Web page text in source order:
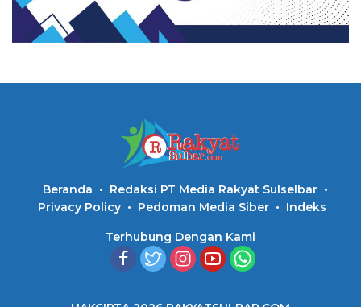
Beranda
Redaksi PT Media Rakyat Sulselbar
Privacy Policy
Pedoman Media Siber Indeks
Terhubung Dengan Kami